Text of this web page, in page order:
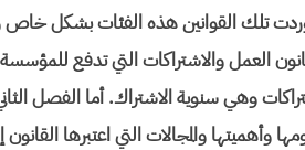
تلك القوانين هذه الفئات بشكل
العمل والاشتراكات التي تدفع
وهي سنوية الاشتراك. أما الفصل
وأهميتها والمجالات التي اعتبرها